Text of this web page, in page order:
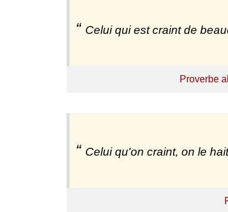
Celui qui est craint de
Proverbe
Celui qu'on craint, on le